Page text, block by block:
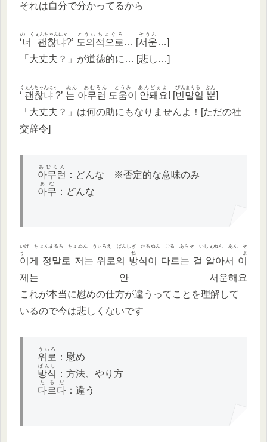
それは自分で分かってるから
‘너 괜찮냐
の くぇんちゃんにゃ
?’ 도의적으로
とうぃちょぐろ
… [서운
そうん
…]
「大丈夫？」が道徳的に… [悲し…]
‘ 괜찮냐
くぇんちゃんにゃ
?’ 는 아무런 도움이 안돼요
ぬん あむろん とうみ あんどぇよ
! [빈말일 뿐
ぴんまりる ぷん
]
「大丈夫？」は何の助にもなりませんよ！[ただの社
交辞令]
아무런
あむろん
：どんな ※否定的な意味のみ
아무
あむ
：どんな
이게 정말로 저는 위로의 방식이 다르는 걸 알아서 이
제는 안 서운해요
いげ ちょんまるろ ちょぬん うぃろえ ぱんしぎ たるぬん ごる あらそ いじぇぬん あん そ
うねよ
これが本当に慰めの仕方が違うってことを理解して
いるので今は悲しくないです
위로
うぃろ
：慰め
방식
ぱんし
：方法、やり方
다르다
たるだ
：違う